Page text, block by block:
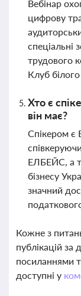
Вебінар
цифрову
спеціальні
трудового
Клуб білого
Хто є
він має?
Спікером є
ЕЛБЕЙС, а
бізнесу
значний
Кожне з
публікацій
посиланнями
доступні у